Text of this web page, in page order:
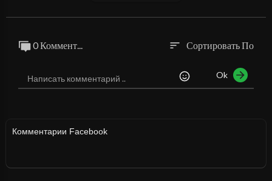
0 Коммент... sort Сортировать По
Ok
Комментарии Facebook